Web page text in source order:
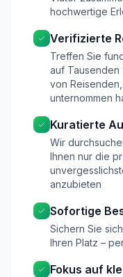
hochwertige
Verifizierte
Treffen Sie
auf Tausenden
von
unternommen
Kuratierte
Wir
Ihnen nur die
anzubieten
Sofortige
Sichern Sie
Ihren Platz –
Fokus auf